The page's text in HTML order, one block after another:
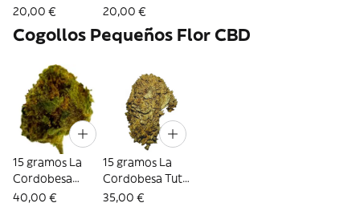
Cordobesa Sour
gramos
20,00 €
Cordobesa
Strawberry - 20
gramos
20,00 €
Cogollos Pequeños Flor CBD
15 gramos La
Cordobesa
Raspberry
40,00 €
15 gramos La
Cordobesa Tutti
Frutti
35,00 €